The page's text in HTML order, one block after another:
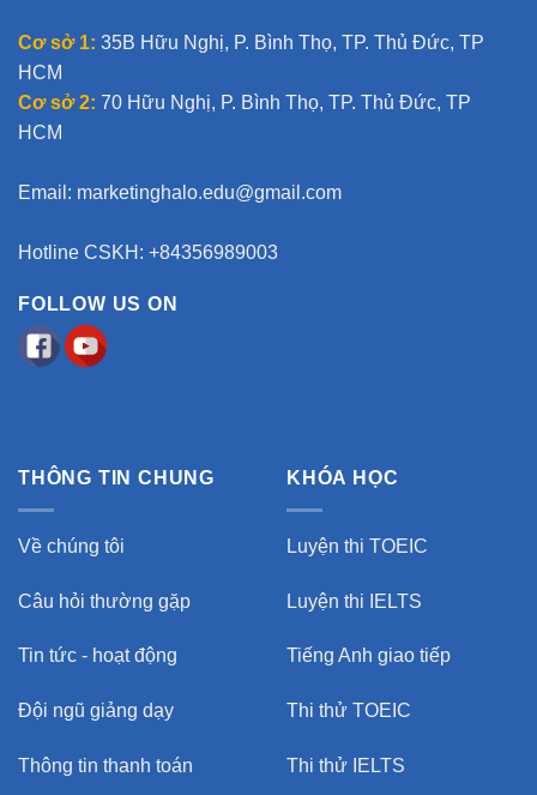
Cơ sở 1: 35B Hữu Nghị, P. Bình Thọ, TP. Thủ Đức, TP
HCM
Cơ sở 2: 70 Hữu Nghị, P. Bình Thọ, TP. Thủ Đức, TP
HCM
Email: marketinghalo.edu@gmail.com
Hotline CSKH: +84356989003
FOLLOW US ON
THÔNG TIN CHUNG
Về chúng tôi
Câu hỏi thường gặp
Tin tức - hoạt động
Đội ngũ giảng dạy
Thông tin thanh toán
KHÓA HỌC
Luyện thi TOEIC
Luyện thi IELTS
Tiếng Anh giao tiếp
Thi thử TOEIC
Thi thử IELTS